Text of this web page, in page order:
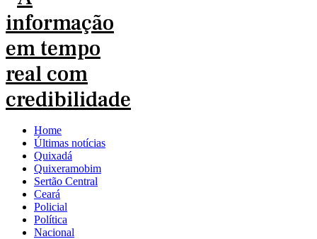
Home
Últimas notícias
Quixadá
Quixeramobim
Sertão Central
Ceará
Policial
Política
Nacional